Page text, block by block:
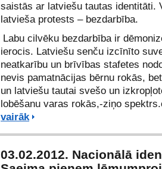
saistās ar latviešu tautas identitāti.
latvieša protests – bezdarbība.
Labu cilvēku bezdarbība ir
ierocis. Latviešu senču izcīnīto
neatkarību un brīvības stafetes
nevis pamatnācijas bērnu rokās,
un latviešu tautai svešo un
lobēšanu varas rokās,-ziņo
vairāk
03.02.2012. Nacionālā